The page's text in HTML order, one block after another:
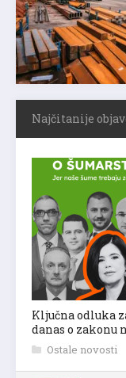
Najčitanije
Ključna odluka
danas o zakonu
Ostale novosti